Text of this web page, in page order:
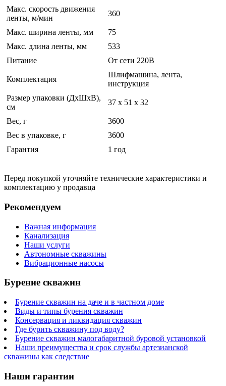
Макс. скорость движения
ленты, м/мин
360
Макс. ширина ленты, мм
75
Макс. длина ленты, мм
533
Питание
От сети 220В
Комплектация
Шлифмашина, лента,
инструкция
Размер упаковки (ДхШхВ),
см
37 x 51 x 32
Вес, г
3600
Вес в упаковке, г
3600
Гарантия
1 год
Перед покупкой уточняйте технические характеристики и
комплектацию у продавца
Рекомендуем
Важная информация
Канализация
Наши услуги
Автономные скважины
Вибрационные насосы
Бурение скважин
Бурение скважин на даче и в частном доме
Виды и типы бурения скважин
Консервация и ликвидация скважин
Где бурить скважину под воду?
Бурение скважин малогабаритной буровой установкой
Наши преимущества и срок службы артезианской
скважины как следствие
Наши гарантии